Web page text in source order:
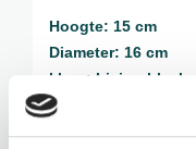
Hoogte: 15 cm
Diameter: 16 cm
kleur: Living black
inhoud: 2 liter